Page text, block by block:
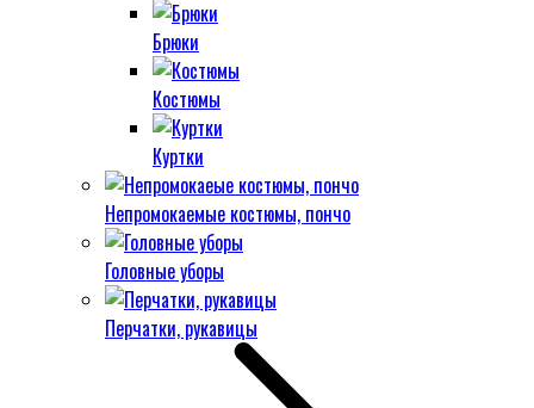
Брюки
Костюмы
Куртки
Непромокаемые костюмы, пончо
Головные уборы
Перчатки, рукавицы